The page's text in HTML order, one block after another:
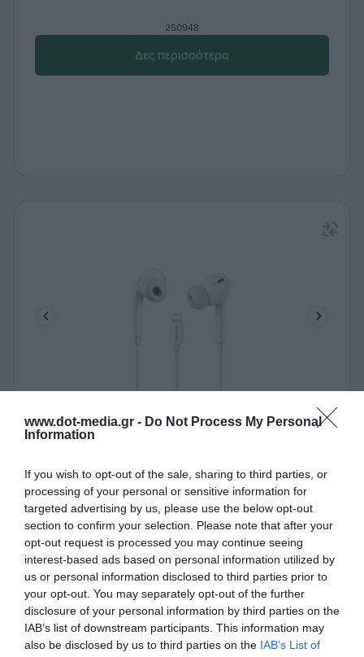
www.dot-media.gr - Do Not Process My Personal
Information
If you wish to opt-out of the sale, sharing to third parties, or
processing of your personal or sensitive information for
targeted advertising by us, please use the below opt-out
section to confirm your selection. Please note that after your
opt-out request is processed you may continue seeing
interest-based ads based on personal information utilized by
us or personal information disclosed to third parties prior to
your opt-out. You may separately opt-out of the further
disclosure of your personal information by third parties on the
IAB’s list of downstream participants. This information may
also be disclosed by us to third parties on the IAB’s List of
250948
Δες περισσότερα
Ακουστικά Lightning Plug & Play WK ΥΒ10 Λευκό
Δες περισσότερα